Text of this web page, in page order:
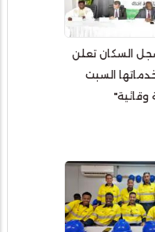
السكان تعلن
السبت
وقائية"